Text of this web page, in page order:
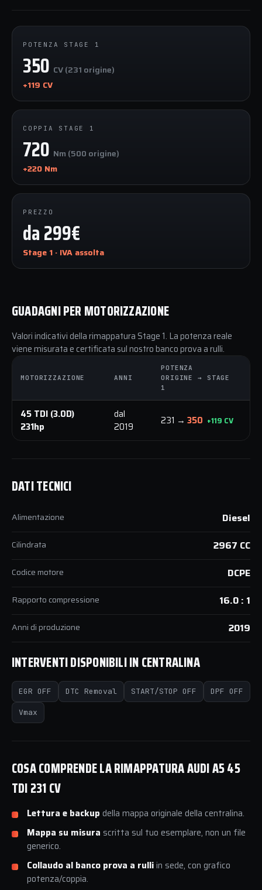
POTENZA STAGE 1
350 CV (231 origine)
+119 CV
COPPIA STAGE 1
720 Nm (500 origine)
+220 Nm
PREZZO
da 299€
Stage 1 · IVA assolta
GUADAGNI PER MOTORIZZAZIONE
Valori indicativi della rimappatura Stage 1. La potenza reale
viene misurata e certificata sul nostro banco prova a rulli.
MOTORIZZAZIONE ANNI
POTENZA
ORIGINE → STAGE
1
45 TDI (3.0D)
231hp
dal
2019
231 → 350 +119 CV
DATI TECNICI
Alimentazione Diesel
Cilindrata 2967 CC
Codice motore DCPE
Rapporto compressione 16.0 : 1
Anni di produzione 2019
INTERVENTI DISPONIBILI IN CENTRALINA
EGR OFF DTC Removal START/STOP OFF DPF OFF
Vmax
COSA COMPRENDE LA RIMAPPATURA AUDI A5 45
TDI 231 CV
Lettura e backup della mappa originale della centralina.
Mappa su misura scritta sul tuo esemplare, non un file
generico.
Collaudo al banco prova a rulliin sede, con grafico
potenza/coppia.